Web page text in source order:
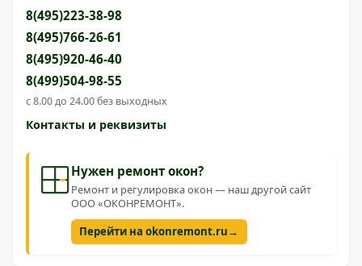
8(495)223-38-98
8(495)766-26-61
8(495)920-46-40
8(499)504-98-55
с 8.00 до 24.00 без выходных
Контакты и реквизиты
Нужен ремонт окон?
Ремонт и регулировка окон — наш другой сайт
ООО «ОКОНРЕМОНТ».
Перейти на okonremont.ru→